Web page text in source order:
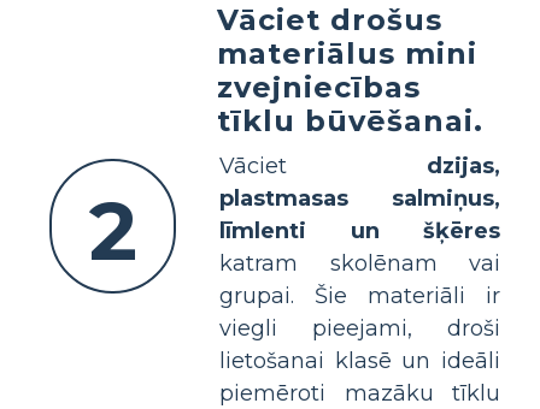
2
Vāciet drošus
materiālus mini
zvejniecības
tīklu būvēšanai.
Vāciet dzijas,
plastmasas salmiņus,
līmlenti un šķēres
katram skolēnam vai
grupai. Šie materiāli ir
viegli pieejami, droši
lietošanai klasē un ideāli
piemēroti mazāku tīklu